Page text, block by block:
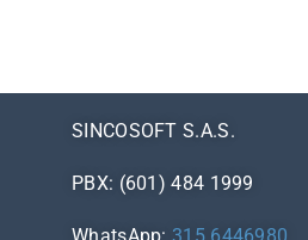
SINCOSOFT S.A.S.
PBX: (601) 484 1999